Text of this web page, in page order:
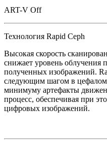
ART-V Off
Технология Rapid Ceph
Высокая скорость
снижает уровень облучения
полученных изображений.
следующим шагом в
минимуму артефакты
процесс, обеспечивая при
цифровых изображений.